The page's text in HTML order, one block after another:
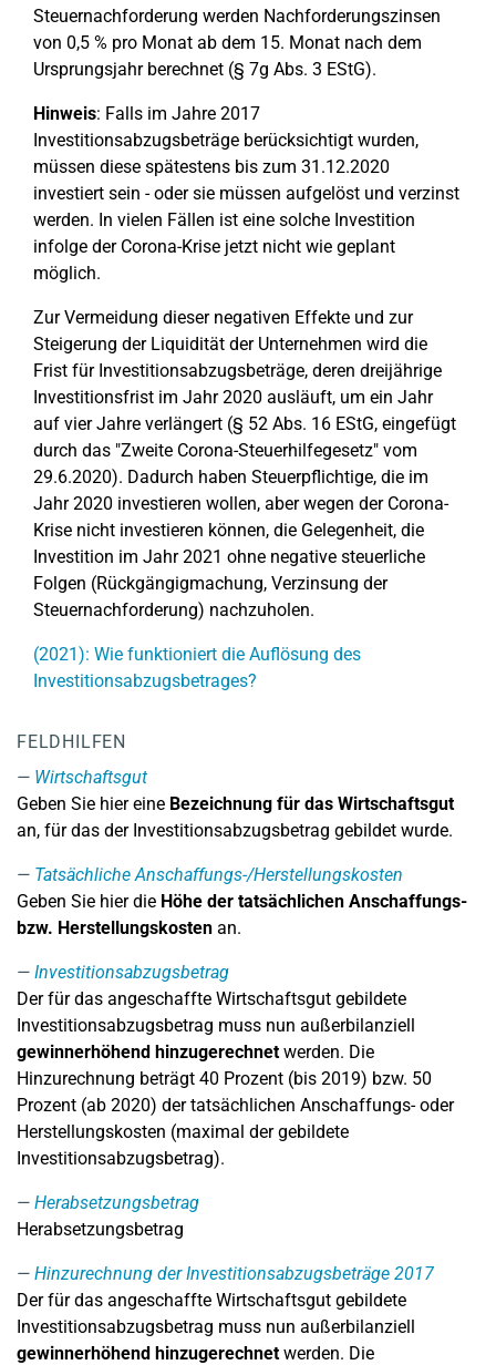
Steuernachforderung werden Nachforderungszinsen
von 0,5 % pro Monat ab dem 15. Monat nach dem
Ursprungsjahr berechnet (§ 7g Abs. 3 EStG).
Hinweis: Falls im Jahre 2017
Investitionsabzugsbeträge berücksichtigt wurden,
müssen diese spätestens bis zum 31.12.2020
investiert sein - oder sie müssen aufgelöst und verzinst
werden. In vielen Fällen ist eine solche Investition
infolge der Corona-Krise jetzt nicht wie geplant
möglich.
Zur Vermeidung dieser negativen Effekte und zur
Steigerung der Liquidität der Unternehmen wird die
Frist für Investitionsabzugsbeträge, deren dreijährige
Investitionsfrist im Jahr 2020 ausläuft, um ein Jahr
auf vier Jahre verlängert (§ 52 Abs. 16 EStG, eingefügt
durch das "Zweite Corona-Steuerhilfegesetz" vom
29.6.2020). Dadurch haben Steuerpflichtige, die im
Jahr 2020 investieren wollen, aber wegen der Corona-
Krise nicht investieren können, die Gelegenheit, die
Investition im Jahr 2021 ohne negative steuerliche
Folgen (Rückgängigmachung, Verzinsung der
Steuernachforderung) nachzuholen.
(2021): Wie funktioniert die Auflösung des
Investitionsabzugsbetrages?
FELDHILFEN
Wirtschaftsgut
Geben Sie hier eine Bezeichnung für das Wirtschaftsgut
an, für das der Investitionsabzugsbetrag gebildet wurde.
Tatsächliche Anschaffungs-/Herstellungskosten
Geben Sie hier die Höhe der tatsächlichen Anschaffungs-
bzw. Herstellungskosten an.
Investitionsabzugsbetrag
Der für das angeschaffte Wirtschaftsgut gebildete
Investitionsabzugsbetrag muss nun außerbilanziell
gewinnerhöhend hinzugerechnetwerden. Die
Hinzurechnung beträgt 40 Prozent (bis 2019) bzw. 50
Prozent (ab 2020) der tatsächlichen Anschaffungs- oder
Herstellungskosten (maximal der gebildete
Investitionsabzugsbetrag).
Herabsetzungsbetrag
Herabsetzungsbetrag
Hinzurechnung der Investitionsabzugsbeträge 2017
Der für das angeschaffte Wirtschaftsgut gebildete
Investitionsabzugsbetrag muss nun außerbilanziell
gewinnerhöhend hinzugerechnetwerden. Die